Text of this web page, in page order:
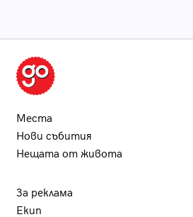
Места
Нови събития
Нещата от живота
За реклама
Екип